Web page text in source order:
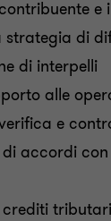
e
di
di interpelli
alle
e
accordi con
crediti